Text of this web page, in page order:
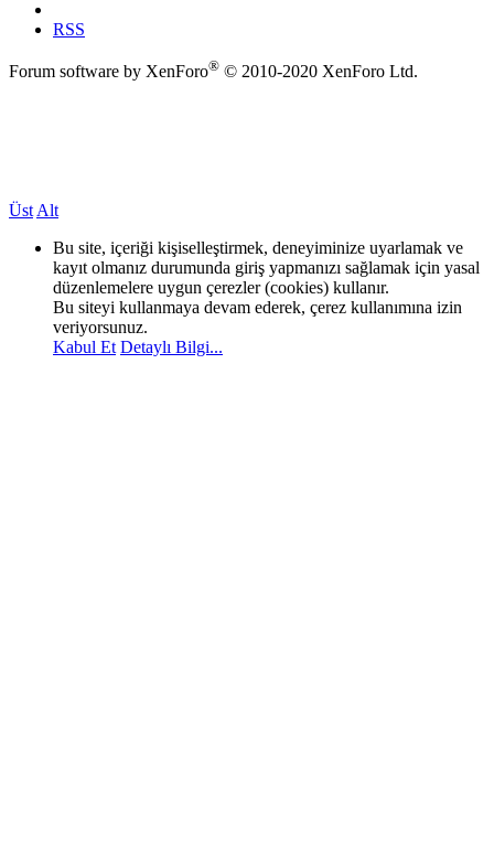
RSS
Forum software by XenForo® © 2010-2020 XenForo Ltd.
Üst Alt
Bu site, içeriği kişiselleştirmek, deneyiminize uyarlamak ve
kayıt olmanız durumunda giriş yapmanızı sağlamak için yasal
düzenlemelere uygun çerezler (cookies) kullanır.
Bu siteyi kullanmaya devam ederek, çerez kullanımına izin
veriyorsunuz.
Kabul Et Detaylı Bilgi...